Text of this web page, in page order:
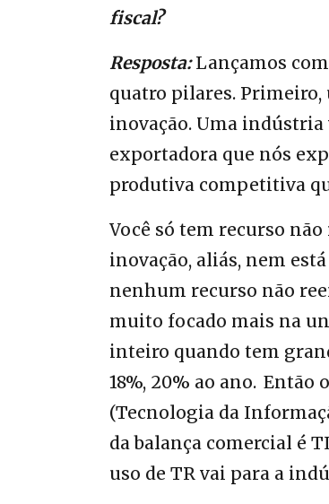
fiscal?
Resposta: Lançamos
quatro pilares.
inovação. Uma
exportadora que nós
produtiva competitiva
Você só tem recurso
inovação, aliás, nem
nenhum recurso não
muito focado mais na
inteiro quando tem
18%, 20% ao ano.
(Tecnologia da
da balança comercial é
uso de TR vai para a